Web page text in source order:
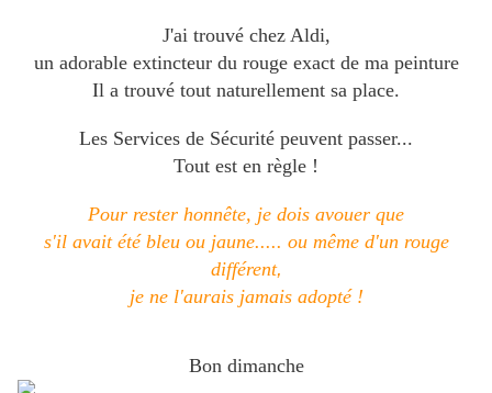
J'ai trouvé chez Aldi,
un adorable extincteur du rouge exact de ma peinture
Il a trouvé tout naturellement sa place.
Les Services de Sécurité peuvent passer...
Tout est en règle !
Pour rester honnête, je dois avouer que
s'il avait été bleu ou jaune..... ou même d'un rouge
différent,
je ne l'aurais jamais adopté !
Bon dimanche